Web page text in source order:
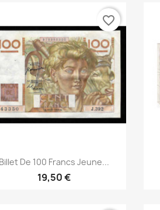
Aperçu rapide
Billet De 100 Francs Jeune...
19,50 €
favorite_border